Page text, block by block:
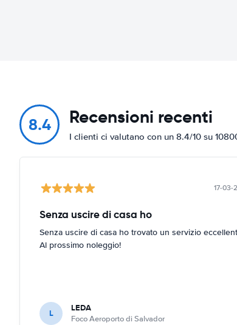
8.4 Recensioni recenti
I clienti ci valutano con un 8.4/10 su
17-03-
Senza uscire di casa ho
Senza uscire di casa ho trovato un servizio
Al prossimo noleggio!
L LEDA
Foco Aeroporto di Salvador